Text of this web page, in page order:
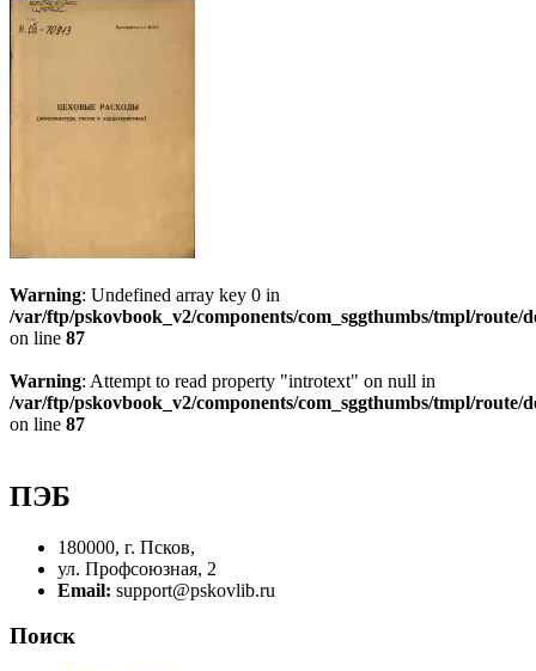
Warning: Undefined array key 0 in
/var/ftp/pskovbook_v2/components/com_sggthumbs/tmpl/route/
on line 87
Warning: Attempt to read property "introtext" on null in
/var/ftp/pskovbook_v2/components/com_sggthumbs/tmpl/route/
on line 87
ПЭБ
180000, г. Псков,
ул. Профсоюзная, 2
Email: support@pskovlib.ru
Поиск